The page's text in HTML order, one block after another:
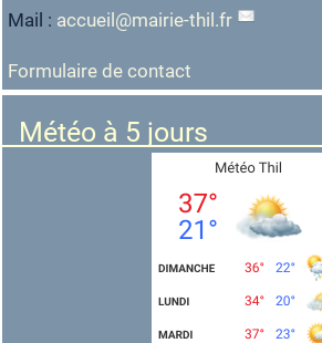
Mail : accueil @mairie-thil.fr
Formulaire de contact
Météo à 5 jours